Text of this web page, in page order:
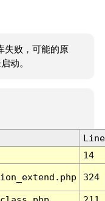
失败，可能的原
动。
Line
14
324